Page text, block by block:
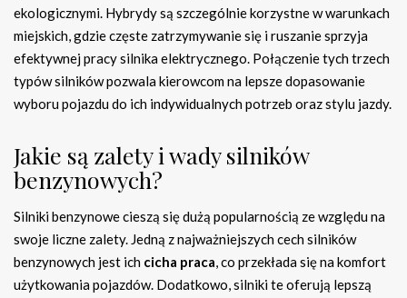
ekologicznymi. Hybrydy są szczególnie korzystne w warunkach
miejskich, gdzie częste zatrzymywanie się i ruszanie sprzyja
efektywnej pracy silnika elektrycznego. Połączenie tych trzech
typów silników pozwala kierowcom na lepsze dopasowanie
wyboru pojazdu do ich indywidualnych potrzeb oraz stylu jazdy.
Jakie są zalety i wady silników
benzynowych?
Silniki benzynowe cieszą się dużą popularnością ze względu na
swoje liczne zalety. Jedną z najważniejszych cech silników
benzynowych jest ich cicha praca, co przekłada się na komfort
użytkowania pojazdów. Dodatkowo, silniki te oferują lepszą